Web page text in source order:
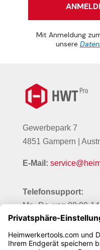
Mit Anmeldung
unsere
Gewerbepark 7
4851 Gampern |
E-Mail:
Telefonsupport:
Mo.-Do. von 08:00-
Fr. von 08:00-12:00
Telefon: +43 720